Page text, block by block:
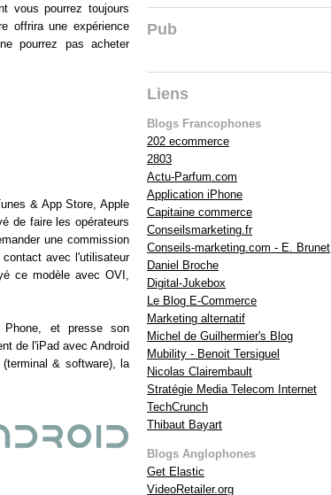
vous pourrez toujours
offrira une expérience
pourrez pas acheter
& App Store, Apple
de faire les opérateurs
une commission
avec l'utilisateur
ce modèle avec OVI,
Phone, et presse son
de l'iPad avec Android
& software), la
Pub
Liens
Blogs Francophones
202 ecommerce
2803
Actu-Parfum.com
Application iPhone
Capitaine commerce
Conseilsmarketing.fr
Conseils-marketing.com - E. Brunet
Daniel Broche
Digital-Jukebox
Le Blog E-Commerce
Marketing alternatif
Michel de Guilhermier's Blog
Mubility - Benoit Tersiguel
Nicolas Clairembault
Stratégie Media Telecom Internet
TechCrunch
Thibaut Bayart
Blogs Anglophones
Get Elastic
VideoRetailer.org